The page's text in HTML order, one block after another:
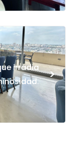
irradia
>